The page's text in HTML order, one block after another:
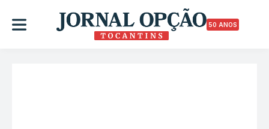
50 ANOS